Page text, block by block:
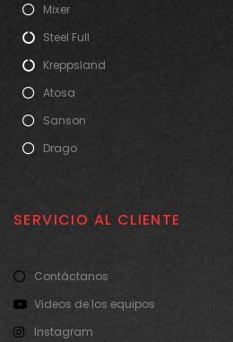
Mixer
Steel Full
Kreppsland
Atosa
Sanson
Drago
SERVICIO AL CLIENTE
Contáctanos
Videos de los equipos
Instagram